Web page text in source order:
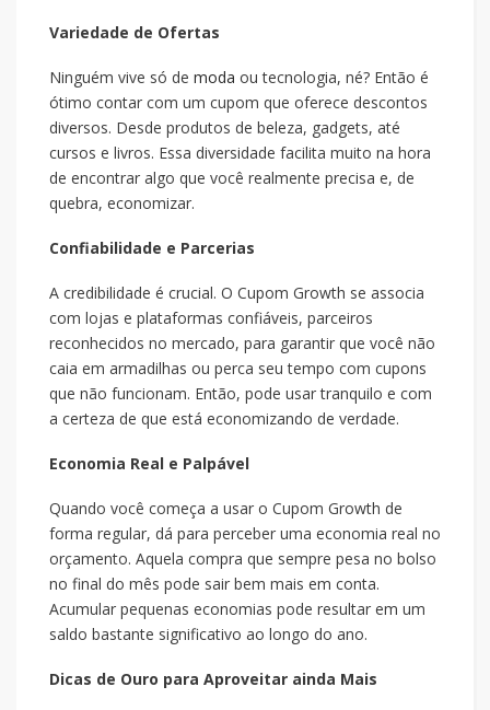
Variedade de Ofertas
Ninguém vive só de moda ou tecnologia, né? Então é
ótimo contar com um cupom que oferece descontos
diversos. Desde produtos de beleza, gadgets, até
cursos e livros. Essa diversidade facilita muito na hora
de encontrar algo que você realmente precisa e, de
quebra, economizar.
Confiabilidade e Parcerias
A credibilidade é crucial. O Cupom Growth se associa
com lojas e plataformas confiáveis, parceiros
reconhecidos no mercado, para garantir que você não
caia em armadilhas ou perca seu tempo com cupons
que não funcionam. Então, pode usar tranquilo e com
a certeza de que está economizando de verdade.
Economia Real e Palpável
Quando você começa a usar o Cupom Growth de
forma regular, dá para perceber uma economia real no
orçamento. Aquela compra que sempre pesa no bolso
no final do mês pode sair bem mais em conta.
Acumular pequenas economias pode resultar em um
saldo bastante significativo ao longo do ano.
Dicas de Ouro para Aproveitar ainda Mais